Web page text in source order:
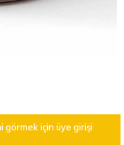
görmek için üye girişi